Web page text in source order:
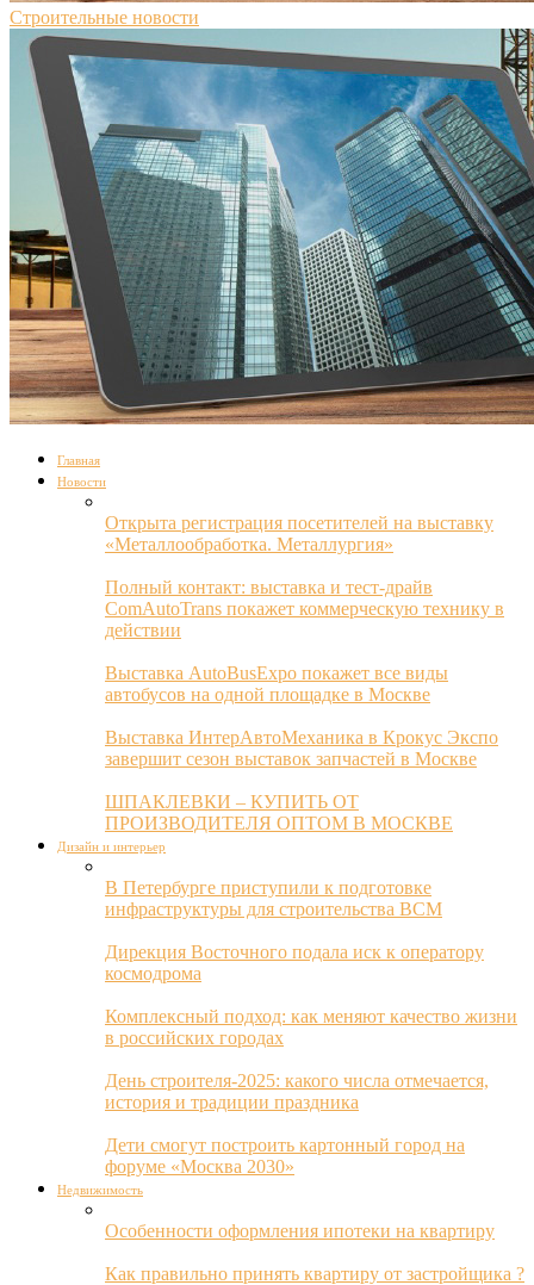
Строительные новости
Главная
Новости
Открыта регистрация посетителей на выставку
«Металлообработка. Металлургия»
Полный контакт: выставка и тест-драйв
ComAutoTrans покажет коммерческую технику в
действии
Выставка AutoBusExpo покажет все виды
автобусов на одной площадке в Москве
Выставка ИнтерАвтоМеханика в Крокус Экспо
завершит сезон выставок запчастей в Москве
ШПАКЛЕВКИ – КУПИТЬ ОТ
ПРОИЗВОДИТЕЛЯ ОПТОМ В МОСКВЕ
Дизайн и интерьер
В Петербурге приступили к подготовке
инфраструктуры для строительства ВСМ
Дирекция Восточного подала иск к оператору
космодрома
Комплексный подход: как меняют качество жизни
в российских городах
День строителя-2025: какого числа отмечается,
история и традиции праздника
Дети смогут построить картонный город на
форуме «Москва 2030»
Недвижимость
Особенности оформления ипотеки на квартиру
Как правильно принять квартиру от застройщика ?